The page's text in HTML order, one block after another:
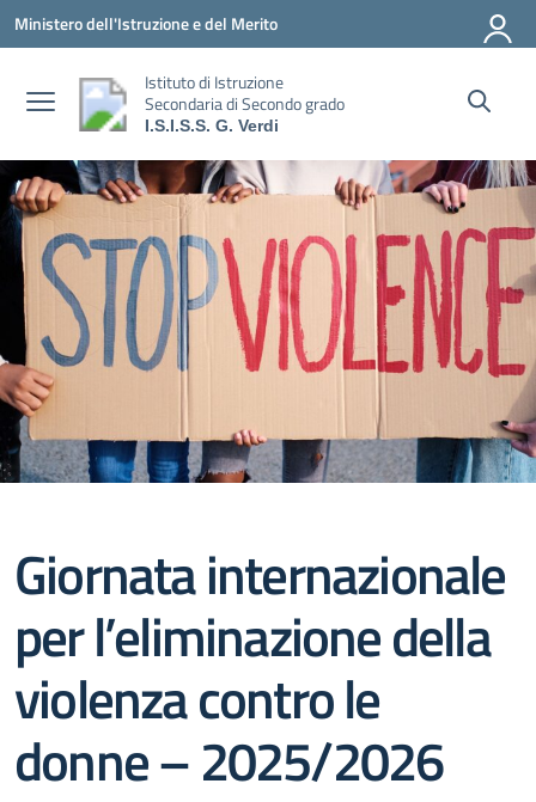
Vai ai contenuti
Vai al menu di navigazione
Vai al footer
Ministero dell'Istruzione e del Merito
Istituto di Istruzione
Secondaria di Secondo grado
I.S.I.S.S. G. Verdi
Giornata internazionale
per l’eliminazione della
violenza contro le
donne – 2025/2026